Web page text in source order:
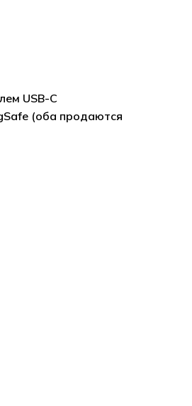
USB-C
(оба продаются